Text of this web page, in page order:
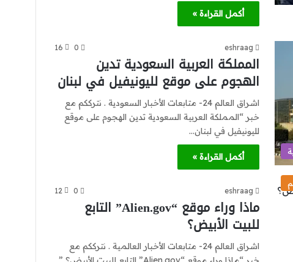
أكمل القراءة »
eshraag
0
16
المملكة العربية السعودية تدين
الهجوم على موقع لليونيفيل في لبنان
اشراق العالم 24- متابعات الأخبار السعودية . نترككم مع
خبر “المملكة العربية السعودية تدين الهجوم على موقع
لليونيفيل في لبنان…
أكمل القراءة »
eshraag
0
12
ماذا وراء موقع “Alien.gov” التابع
للبيت الأبيض؟
اشراق العالم 24- متابعات الأخبار العالمية . نترككم مع